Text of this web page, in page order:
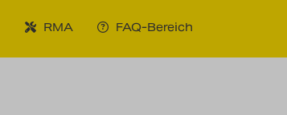
RMA FAQ-Bereich